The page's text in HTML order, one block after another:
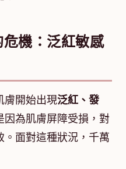
機：泛紅敏感
膚開始出現泛紅、發
因為肌膚屏障受損，對
面對這種狀況，千萬